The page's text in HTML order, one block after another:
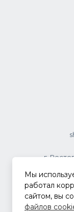
г.
©
Мы
работал
сайтом, вы
файлов